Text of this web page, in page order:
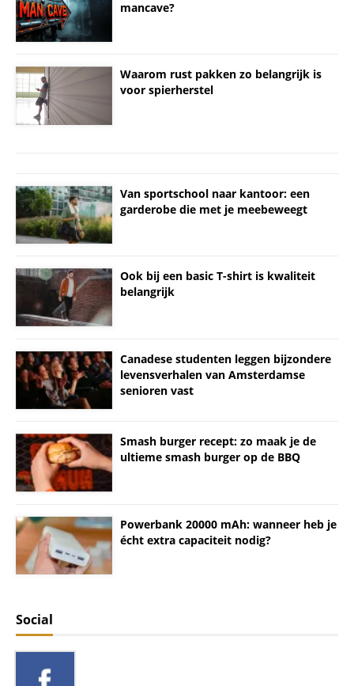
mancave?
Waarom rust pakken zo belangrijk is
voor spierherstel
Van sportschool naar kantoor: een
garderobe die met je meebeweegt
Ook bij een basic T-shirt is kwaliteit
belangrijk
Canadese studenten leggen bijzondere
levensverhalen van Amsterdamse
senioren vast
Smash burger recept: zo maak je de
ultieme smash burger op de BBQ
Powerbank 20000 mAh: wanneer heb je
écht extra capaciteit nodig?
Social